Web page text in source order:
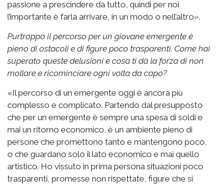
passione a prescindere da tutto, quindi per noi
l’importante è farla arrivare, in un modo o nell’altro».
Purtroppo il percorso per un giovane emergente è
pieno di ostacoli e di figure poco trasparenti. Come hai
superato queste delusioni e cosa ti dà la forza di non
mollare e ricominciare ogni volta da capo?
«Il percorso di un emergente oggi è ancora più
complesso e complicato. Partendo dal presupposto
che per un emergente è sempre una spesa di soldi e
mai un ritorno economico, è un ambiente pieno di
persone che promettono tanto e mantengono poco,
o che guardano solo il lato economico e mai quello
artistico. Ho vissuto in prima persona situazioni poco
trasparenti, promesse non rispettate, figure che si